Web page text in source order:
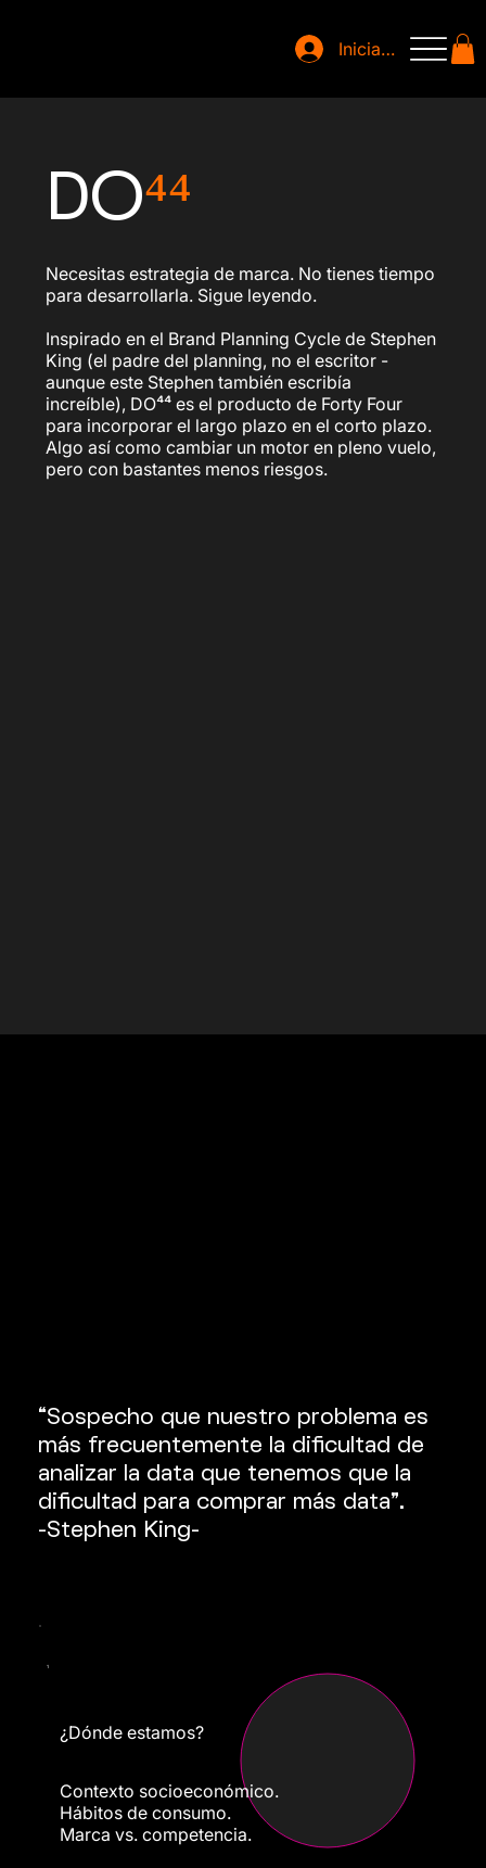
Iniciar sesión
DO⁴⁴
Necesitas estrategia de marca. No tienes tiempo
para desarrollarla. Sigue leyendo.
Inspirado en el Brand Planning Cycle de Stephen
King (el padre del planning, no el escritor -
aunque este Stephen también escribía
increíble), DO⁴⁴ es el producto de Forty Four
para incorporar el largo plazo en el corto plazo.
Algo así como cambiar un motor en pleno vuelo,
pero con bastantes menos riesgos.
“Sospecho que nuestro problema es
más frecuentemente la dificultad de
analizar la data que tenemos que la
dificultad para comprar más data".
-Stephen King-
1
¿Dónde estamos?
Contexto socioeconómico.
Hábitos de consumo.
Marca vs. competencia.